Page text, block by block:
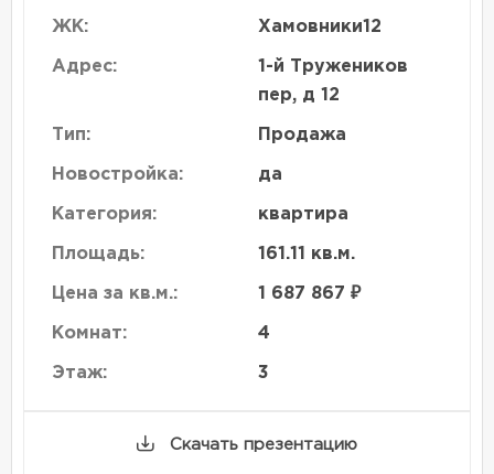
ЖК: Хамовники12
Адрес:
1-й Тружеников
пер, д 12
Тип: Продажа
Новостройка: да
Категория: квартира
Площадь: 161.11 кв.м.
Цена за кв.м.: 1 687 867 ₽
Комнат: 4
Этаж: 3
Скачать презентацию